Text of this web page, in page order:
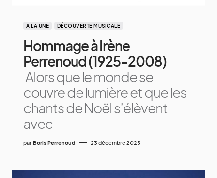
A LA UNE DÉCOUVERTE MUSICALE
Hommage à Irène
Perrenoud (1925-2008)
Alors que le monde se
couvre de lumière et que les
chants de Noël s’élèvent
avec
par Boris Perrenoud 23 décembre 2025